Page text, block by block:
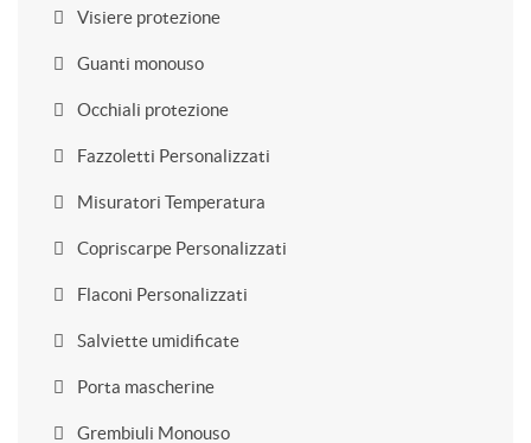
Visiere protezione
Guanti monouso
Occhiali protezione
Fazzoletti Personalizzati
Misuratori Temperatura
Copriscarpe Personalizzati
Flaconi Personalizzati
Salviette umidificate
Porta mascherine
Grembiuli Monouso